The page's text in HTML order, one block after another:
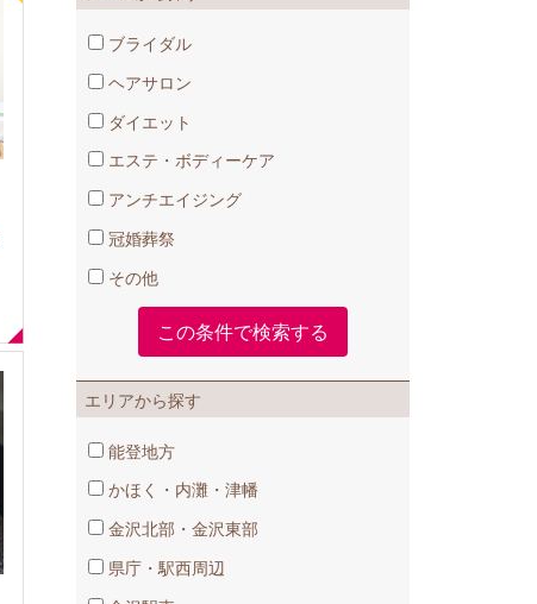
ブライダル
ヘアサロン
ダイエット
エステ・ボディーケア
アンチエイジング
冠婚葬祭
その他
エリアから探す
能登地方
かほく・内灘・津幡
金沢北部・金沢東部
県庁・駅西周辺